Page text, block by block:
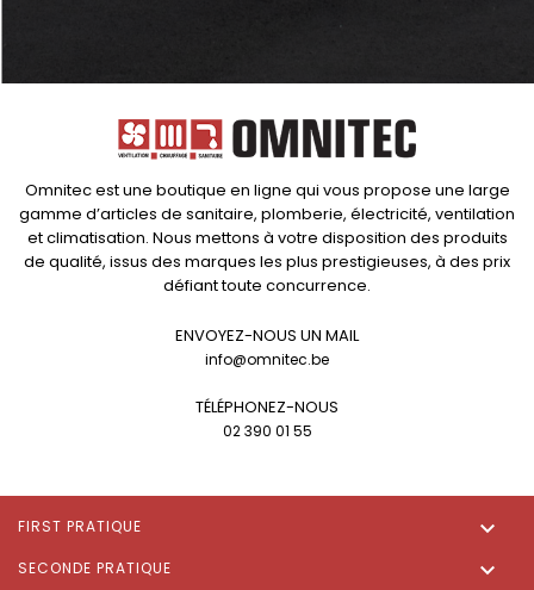
Omnitec est une boutique en ligne qui vous propose une large
gamme d’articles de sanitaire, plomberie, électricité, ventilation
et climatisation. Nous mettons à votre disposition des produits
de qualité, issus des marques les plus prestigieuses, à des prix
défiant toute concurrence.
ENVOYEZ-NOUS UN MAIL
info@omnitec.be
TÉLÉPHONEZ-NOUS
02 390 01 55
FIRST PRATIQUE 
SECONDE PRATIQUE 